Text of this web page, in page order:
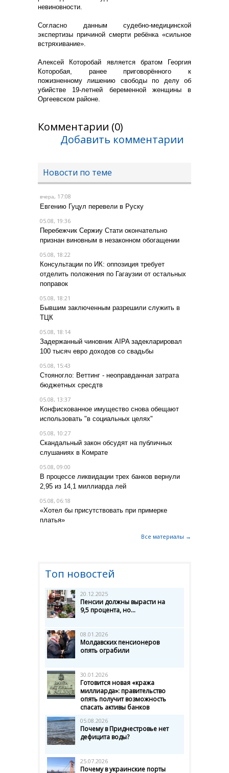
невиновности.
Согласно данным судебно-медицинской
экспертизы причиной смерти ребёнка «сильное
встряхивание».
Алексей Которобай является братом Георгия
Которобая, ранее приговорённого к
пожизненному лишению свободы по делу об
убийстве 19-летней беременной женщины в
Оргеевском районе.
Комментарии (0)
Добавить комментарии
Новости по теме
вчера, 17:08
Евгению Гуцул перевели в Руску
05.08, 19:36
Перебежчик Сержиу Стати окончательно
признан виновным в незаконном обогащении
05.08, 18:22
Консультации по ИК: оппозиция требует
отделить положения по Гагаузии от остальных
поправок
05.08, 18:21
Бывшим заключенным разрешили служить в
ТЦК
05.08, 18:14
Задержанный чиновник AIPA задекларировал
100 тысяч евро доходов со свадьбы
05.08, 15:43
Стояногло: Веттинг - неоправданная затрата
бюджетных сресдтв
05.08, 13:37
Конфискованное имущество снова обещают
использовать "в социальных целях"
05.08, 10:27
Скандальный закон обсудят на публичных
слушаниях в Комрате
05.08, 09:00
В процессе ликвидации трех банков вернули
2,95 из 14,1 миллиарда лей
05.08, 06:18
«Хотел бы присутствовать при примерке
платья»
Все материалы →
Топ новостей
20.12.2025
Пенсии должны вырасти на
9,5 процента, но...
08.01.2026
Молдавских пенсионеров
опять ограбили
30.01.2026
Готовится новая «кража
миллиарда»: правительство
опять получит возможность
спасать активы банков
05.08.2026
Почему в Приднестровье нет
дефицита воды?
25.07.2026
Почему в украинские порты